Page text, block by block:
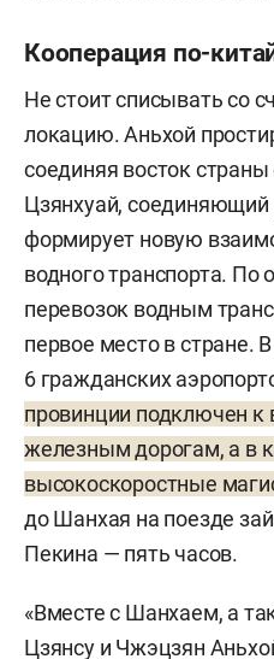
Кооперация по-
Не стоит списывать со
локацию. Аньхой
соединяя восток
Цзянхуай, соединяющий
формирует новую
водного транспорта. По
перевозок водным
первое место в стране.
6 гражданских
провинции подключен
железным дорогам, а в
высокоскоростные
до Шанхая на поезде
Пекина — пять часов.
«Вместе с Шанхаем, а
Цзянсу и Чжэцзян